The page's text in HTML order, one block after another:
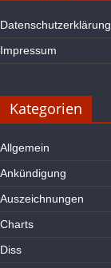
Datenschutzerklärung
Impressum
Kategorien
Allgemein
Ankündigung
Auszeichnungen
Charts
Diss